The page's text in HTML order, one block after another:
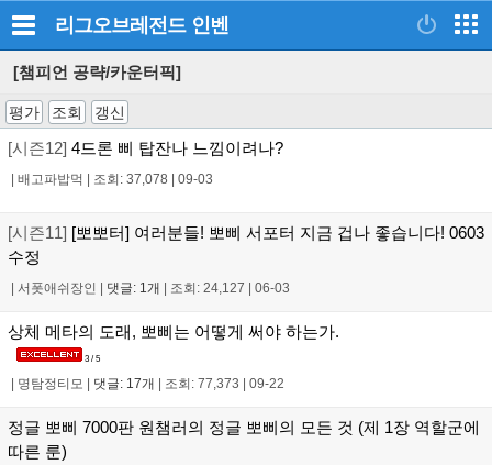
리그오브레전드 인벤
[챔피언 공략/카운터픽]
평가 조회 갱신
[시즌12] 4드론 삐 탑잔나 느낌이려나?
배고파밥먹 조회: 37,078 09-03
[시즌11] [뽀뽀터] 여러분들! 뽀삐 서포터 지금 겁나 좋습니다! 0603
수정
서폿애쉬장인 댓글: 1개 조회: 24,127 06-03
상체 메타의 도래, 뽀삐는 어떻게 써야 하는가.
3 / 5
명탐정티모 댓글: 17개 조회: 77,373 09-22
정글 뽀삐 7000판 원챔러의 정글 뽀삐의 모든 것 (제 1장 역할군에
따른 룬)